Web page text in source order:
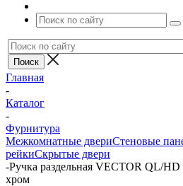
Главная
-
Каталог
-
Фурнитура
Межкомнатные двериСтеновые
рейкиСкрытые двери
-Ручка раздельная VECTOR QL/
хром